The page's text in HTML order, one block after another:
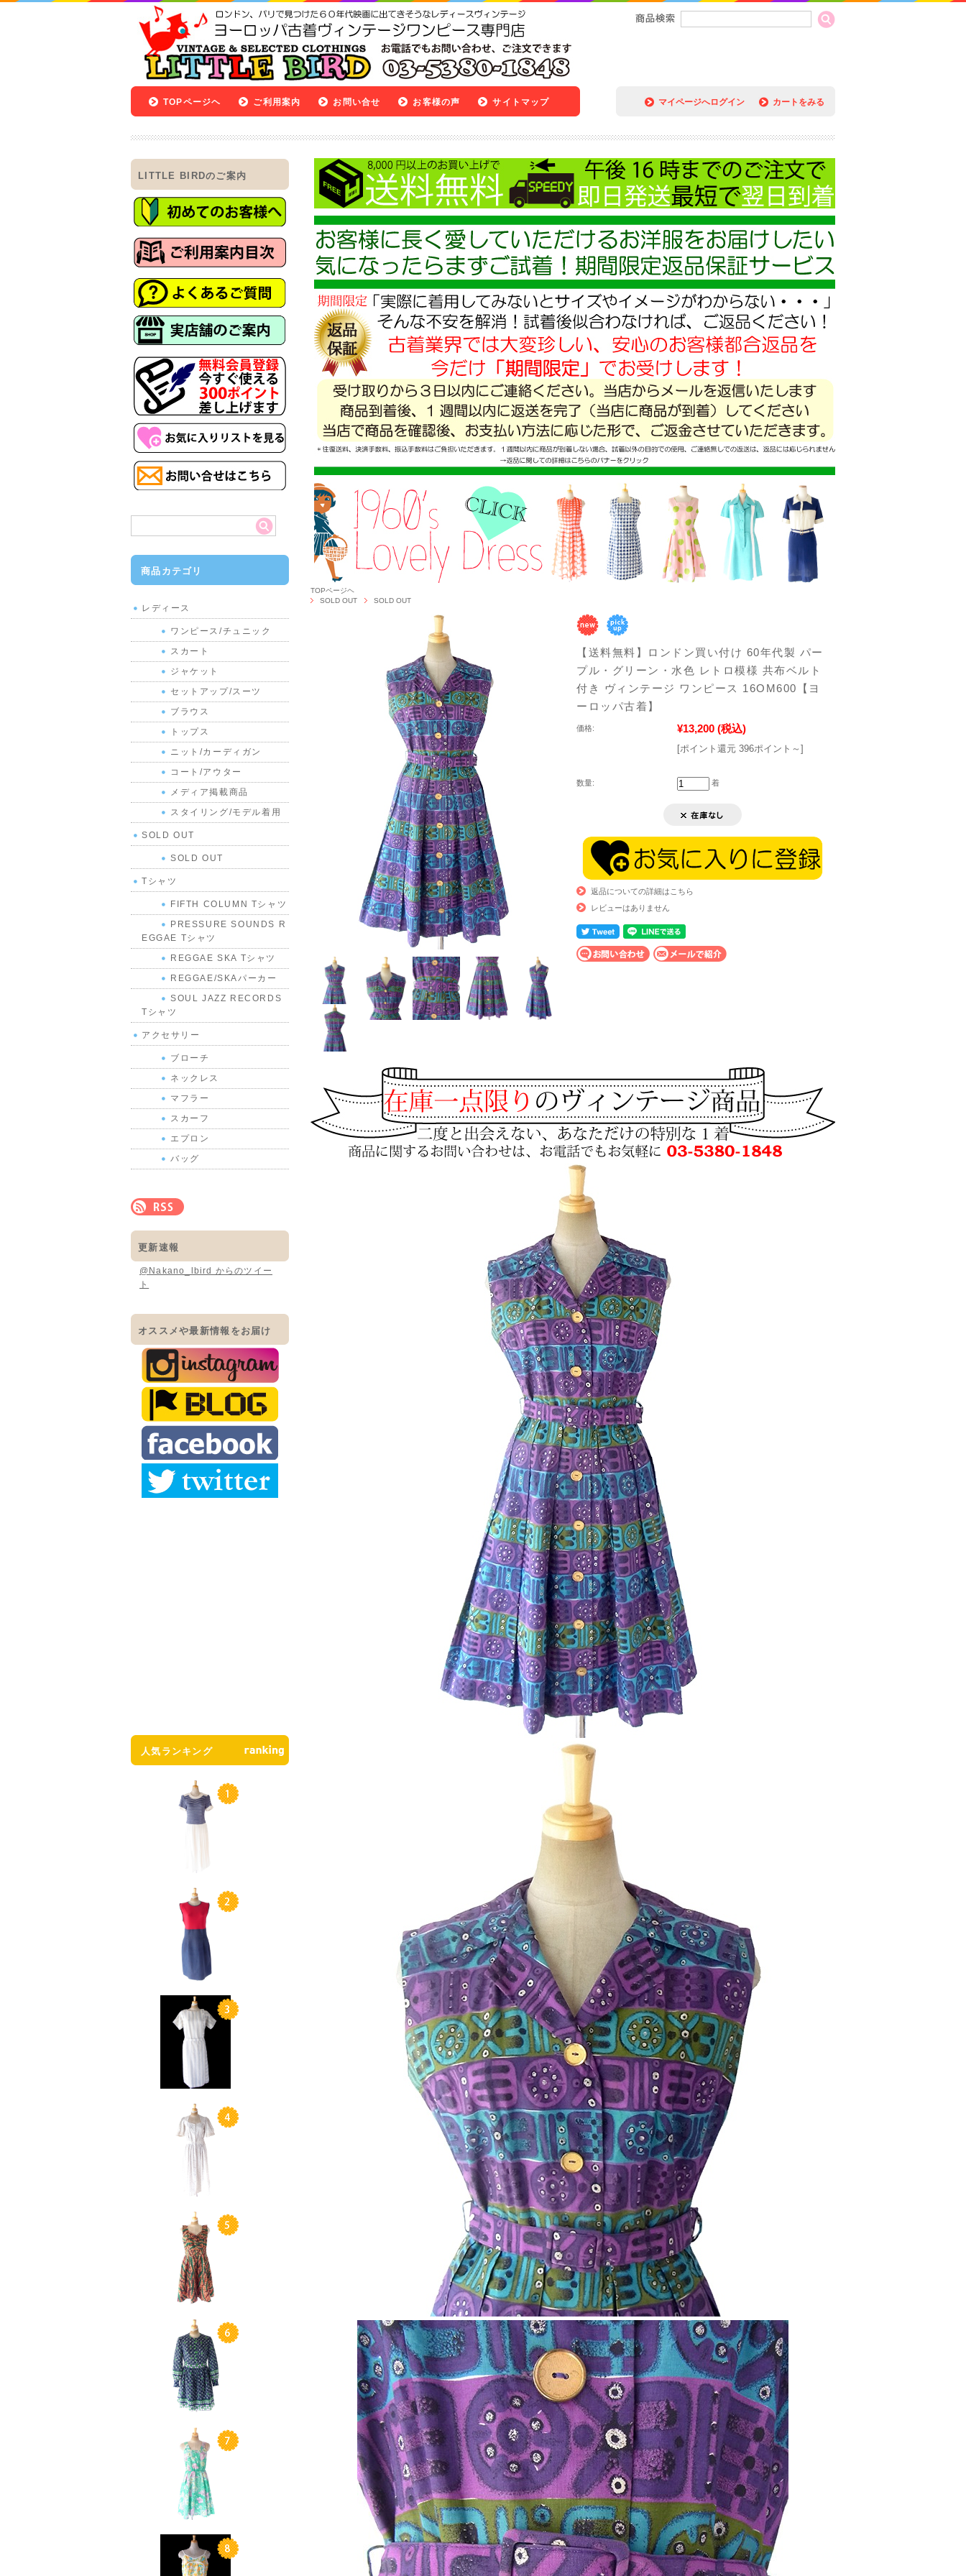
マイページへログイン カートをみる
TOPページヘ ご利用案内 お問い合せ お客様の声 サイトマップ
TOPページヘ
SOLD OUT
SOLD OUT
【送料無料】ロンドン買い付け 60年代製 パー
プル・グリーン・水色 レトロ模様 共布ベルト
付き ヴィンテージ ワンピース 16OM600【ヨ
ーロッパ古着】
価格: ¥13,200 (税込)
[ポイント還元 396ポイント～]
数量: 着
返品についての詳細はこちら
レビューはありません
LITTLE BIRDのご案内
商品カテゴリ
レディース
ワンピース/チュニック
スカート
ジャケット
セットアップ/スーツ
ブラウス
トップス
ニット/カーディガン
コート/アウター
メディア掲載商品
スタイリング/モデル着用
SOLD OUT
SOLD OUT
Tシャツ
FIFTH COLUMN Tシャツ
PRESSURE SOUNDS R
EGGAE Tシャツ
REGGAE SKA Tシャツ
REGGAE/SKAパーカー
SOUL JAZZ RECORDS
Tシャツ
アクセサリー
ブローチ
ネックレス
マフラー
スカーフ
エプロン
バッグ
更新速報
@Nakano_lbird からのツイー
ト
オススメや最新情報をお届け
人気ランキング